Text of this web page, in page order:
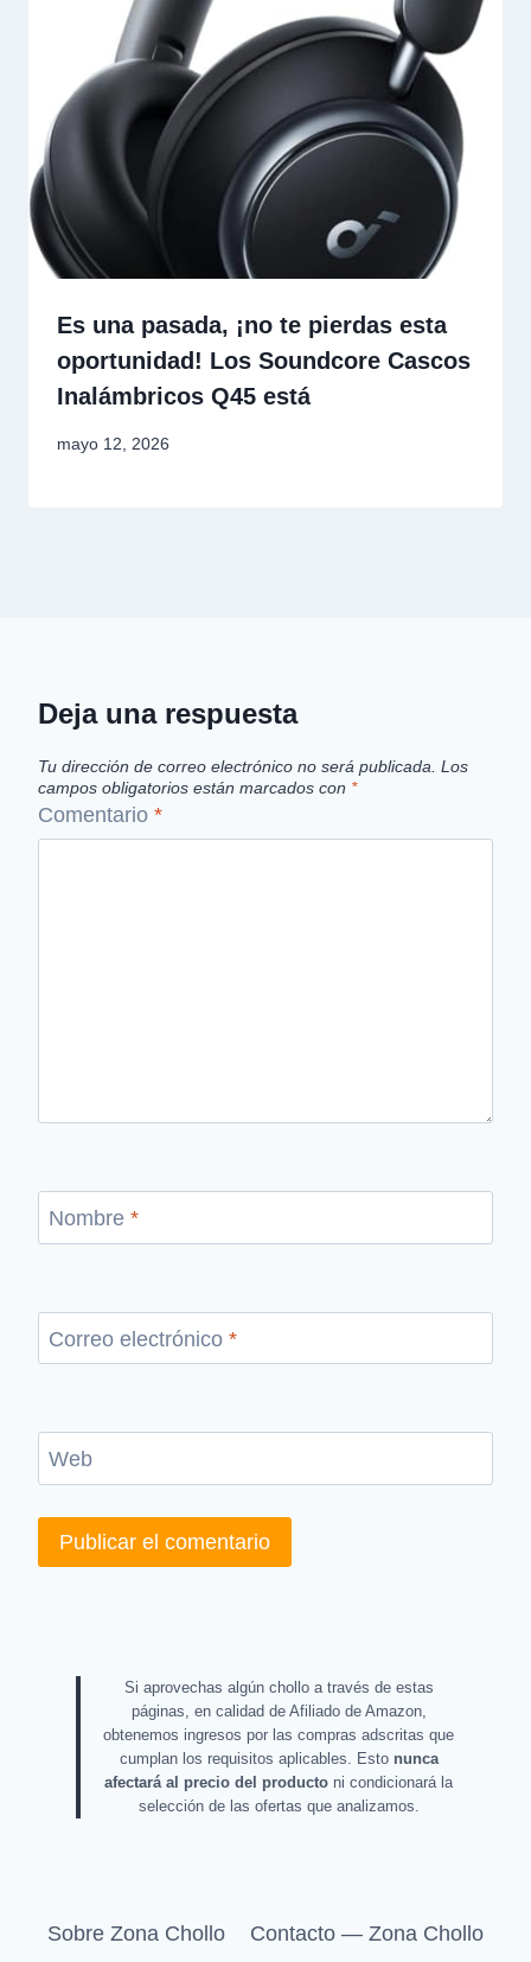
Es una pasada, ¡no te pierdas esta
oportunidad! Los Soundcore Cascos
Inalámbricos Q45 está
mayo 12, 2026
Deja una respuesta
Tu dirección de correo electrónico no será publicada. Los
campos obligatorios están marcados con *
Comentario *
Nombre *
Correo electrónico *
Web
Si aprovechas algún chollo a través de estas
páginas, en calidad de Afiliado de Amazon,
obtenemos ingresos por las compras adscritas que
cumplan los requisitos aplicables. Esto nunca
afectará al precio del producto ni condicionará la
selección de las ofertas que analizamos.
Sobre Zona Chollo Contacto — Zona Chollo